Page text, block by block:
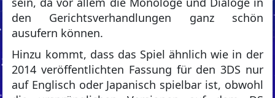
den Gerichtsverhandlungen ganz schön
ausufern können.
Hinzu kommt, dass das Spiel ähnlich wie in der
2014 veröffentlichten Fassung für den 3DS nur
auf Englisch oder Japanisch spielbar ist, obwohl